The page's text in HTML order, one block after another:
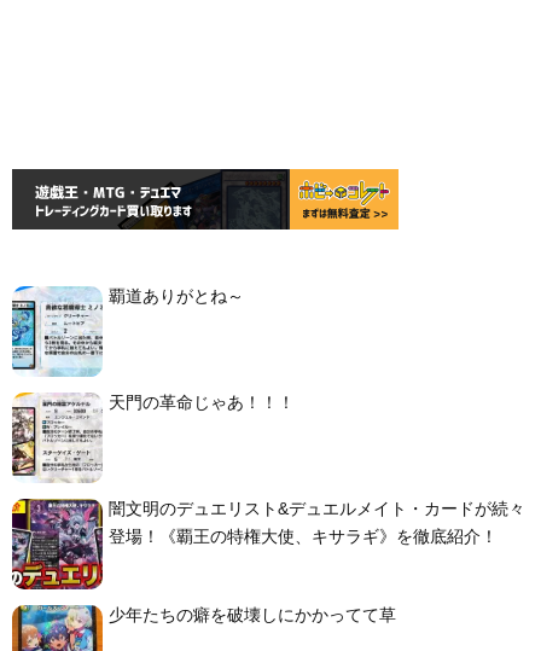
覇道ありがとね～
天門の革命じゃあ！！！
闇文明のデュエリスト&デュエルメイト・カードが続々
登場！《覇王の特権大使、キサラギ》を徹底紹介！
少年たちの癖を破壊しにかかってて草